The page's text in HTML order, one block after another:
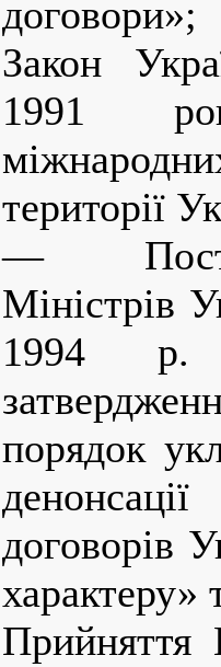
договори»;
Закон
1991
території
—
Міністрів
1994
порядок
договорів
характеру»
Прийняття